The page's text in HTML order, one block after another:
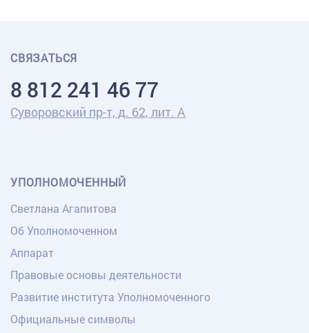
СВЯЗАТЬСЯ
8 812 241 46 77
Суворовский пр-т, д. 62, лит. А
УПОЛНОМОЧЕННЫЙ
Светлана Агапитова
Об Уполномоченном
Аппарат
Правовые основы деятельности
Развитие института Уполномоченного
Официальные символы